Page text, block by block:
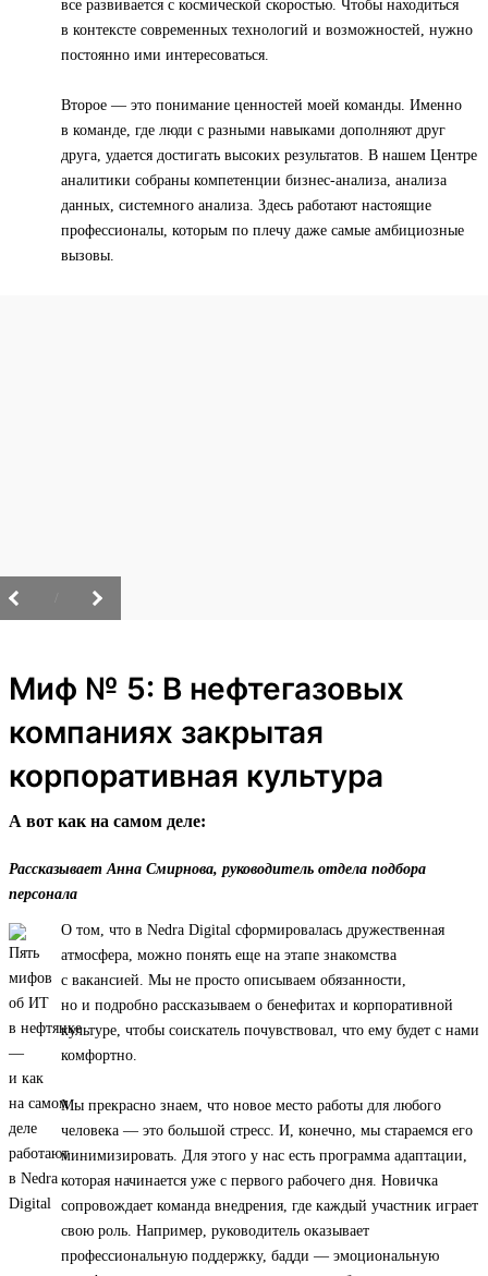
все развивается с космической скоростью. Чтобы находиться
в контексте современных технологий и возможностей, нужно
постоянно ими интересоваться.
Второе — это понимание ценностей моей команды. Именно
в команде, где люди с разными навыками дополняют друг
друга, удается достигать высоких результатов. В нашем Центре
аналитики собраны компетенции бизнес-анализа, анализа
данных, системного анализа. Здесь работают настоящие
профессионалы, которым по плечу даже самые амбициозные
вызовы.
Миф № 5: В нефтегазовых
компаниях закрытая
корпоративная культура
А вот как на самом деле:
Рассказывает Анна Смирнова, руководитель отдела подбора
персонала
О том, что в Nedra Digital сформировалась дружественная
атмосфера, можно понять еще на этапе знакомства
с вакансией. Мы не просто описываем обязанности,
но и подробно рассказываем о бенефитах и корпоративной
культуре, чтобы соискатель почувствовал, что ему будет с нами
комфортно.
Мы прекрасно знаем, что новое место работы для любого
человека — это большой стресс. И, конечно, мы стараемся его
минимизировать. Для этого у нас есть программа адаптации,
которая начинается уже с первого рабочего дня. Новичка
сопровождает команда внедрения, где каждый участник играет
свою роль. Например, руководитель оказывает
профессиональную поддержку, бадди — эмоциональную